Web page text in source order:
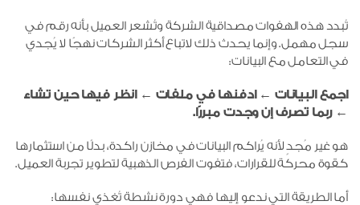
تُبدد هذه الهفوات مصداقية الشركة وتُشعر العميل بأنه رقم في
سجل مهمل. وإنما يحدث ذلك لاتباع أكثر الشركات نهجًا لا يُجدي
في التعامل مع البيانات:
اجمع البيانات ← ادفنها في ملفات ← انظر فيها حين تشاء
← ربما تصرف إن وجدت مبررًا.
هو غير مُجدٍ لأنه يُراكم البيانات في مخازن راكدة، بدلًا من استثمارها
كقوة محركة للقرارات، فتفوت الفرص الذهبية لتطوير تجربة العميل.
أما الطريقة التي ندعو إليها فهي دورة نشطة تُغذي نفسها: